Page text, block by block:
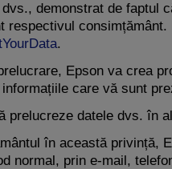
demonstrat de faptul
respectivul
.
Epson va crea
care vă sunt
prelucreze datele dvs. în
în această privință,
normal, prin e-mail,